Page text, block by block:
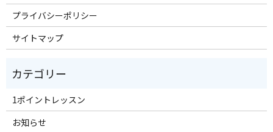
プライバシーポリシー
サイトマップ
1ポイントレッスン
お知らせ